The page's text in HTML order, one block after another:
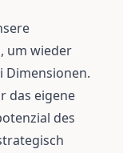
um wieder
Dimensionen.
das eigene
des